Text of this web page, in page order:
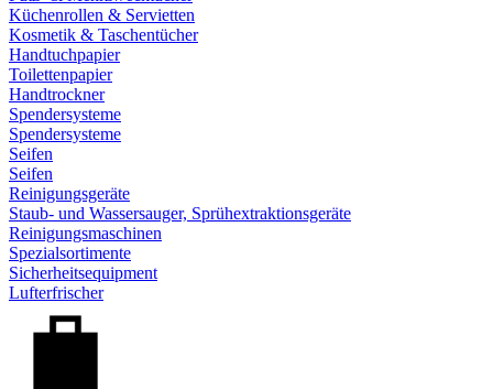
Küchenrollen & Servietten
Kosmetik & Taschentücher
Handtuchpapier
Toilettenpapier
Handtrockner
Spendersysteme
Spendersysteme
Seifen
Seifen
Reinigungsgeräte
Staub- und Wassersauger, Sprühextraktionsgeräte
Reinigungsmaschinen
Spezialsortimente
Sicherheitsequipment
Lufterfrischer